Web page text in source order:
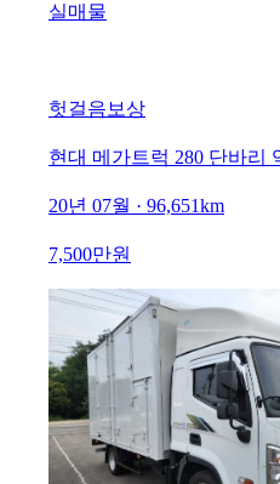
실매물
헛걸음보상
현대 메가트럭 280 단바리
20년 07월 · 96,651km
7,500만원